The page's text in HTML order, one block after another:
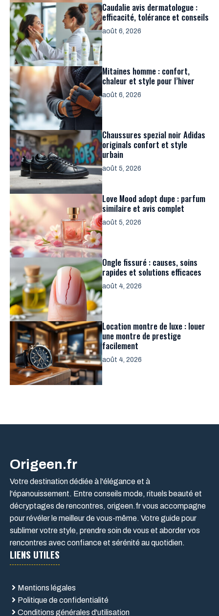
Caudalie avis dermatologue :
efficacité, tolérance et conseils
août 6, 2026
Mitaines homme : confort,
chaleur et style pour l’hiver
août 6, 2026
Chaussures spezial noir Adidas
originals confort et style
urbain
août 5, 2026
Love Mood adopt dupe : parfum
similaire et avis complet
août 5, 2026
Ongle fissuré : causes, soins
rapides et solutions efficaces
août 4, 2026
Location montre de luxe : louer
une montre de prestige
facilement
août 4, 2026
Origeen.fr
Votre destination dédiée à l'élégance et à
l'épanouissement. Entre conseils mode, rituels beauté et
décryptages de rencontres, origeen.fr vous accompagne
pour révéler le meilleur de vous-même. Votre guide pour
sublimer votre style, prendre soin de vous et aborder vos
rencontres avec confiance et sérénité au quotidien.
LIENS UTILES
Mentions légales
Politique de confidentialité
Conditions générales d'utilisation